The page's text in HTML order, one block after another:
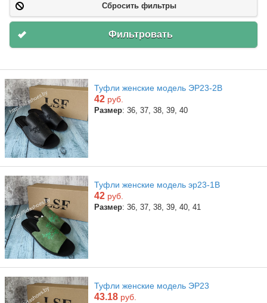
Сбросить фильтры
Фильтровать
Туфли женские модель ЭР23-2В
42 руб.
Размер: 36, 37, 38, 39, 40
Туфли женские модель эр23-1В
42 руб.
Размер: 36, 37, 38, 39, 40, 41
Туфли женские модель ЭР23
43.18 руб.